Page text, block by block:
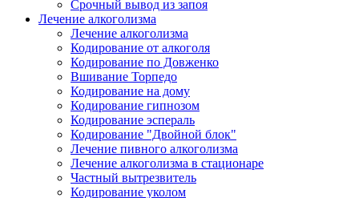
Срочный вывод из запоя
Лечение алкоголизма
Лечение алкоголизма
Кодирование от алкоголя
Кодирование по Довженко
Вшивание Торпедо
Кодирование на дому
Кодирование гипнозом
Кодирование эспераль
Кодирование "Двойной блок"
Лечение пивного алкоголизма
Лечение алкоголизма в стационаре
Частный вытрезвитель
Кодирование уколом